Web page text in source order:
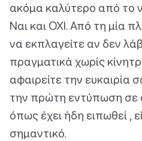
ακόμα καλύτερο από το
Ναι και ΟΧΙ. Από τη μία
να εκπλαγείτε αν δεν
πραγματικά χωρίς
αφαιρείτε την ευκαιρία
την πρώτη εντύπωση σε
όπως έχει ήδη ειπωθεί ,
σημαντικό.